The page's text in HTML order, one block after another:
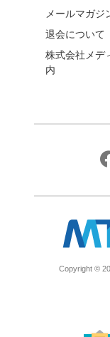
メールマガジ
退会について
株式会社メデ
内
Copyright ©